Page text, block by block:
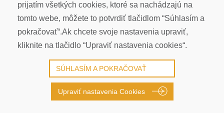
COOKIES
© COPYRIGHT 2026 ALL RIGHTS RESERVED
prijatím všetkých cookies, ktoré sa nachádzajú na
tomto webe, môžete to potvrdiť tlačidlom “Súhlasím a
pokračovať“.Ak chcete svoje nastavenia upraviť,
kliknite na tlačidlo “Upraviť nastavenia cookies“.
SÚHLASÍM A POKRAČOVAŤ
Upraviť nastavenia Cookies